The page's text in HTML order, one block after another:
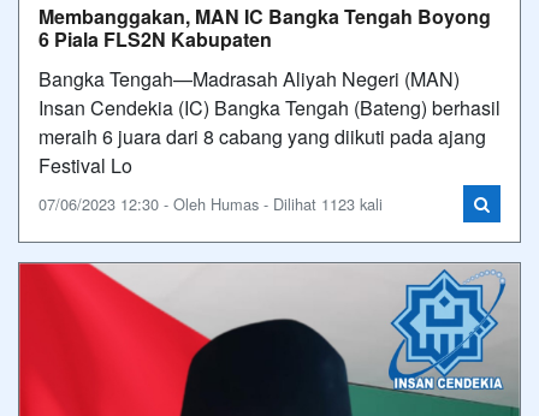
Membanggakan, MAN IC Bangka Tengah Boyong
6 Piala FLS2N Kabupaten
Bangka Tengah—Madrasah Aliyah Negeri (MAN)
Insan Cendekia (IC) Bangka Tengah (Bateng) berhasil
meraih 6 juara dari 8 cabang yang diikuti pada ajang
Festival Lo
07/06/2023 12:30 - Oleh Humas - Dilihat 1123 kali